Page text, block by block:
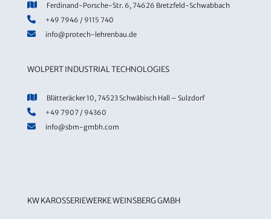
Ferdinand-Porsche-Str. 6, 74626 Bretzfeld-Schwabbach
+49 7946 / 9115 740
info@protech-lehrenbau.de
WOLPERT INDUSTRIAL TECHNOLOGIES
Blätteräcker 10, 74523 Schwäbisch Hall – Sulzdorf
+49 7907 / 94360
info@sbm-gmbh.com
KW KAROSSERIEWERKE WEINSBERG GMBH